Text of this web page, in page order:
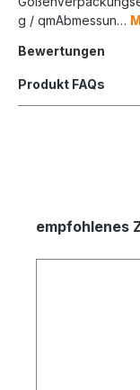
g / qmAbmessun…
Bewertungen
Produkt FAQs
empfohlenes